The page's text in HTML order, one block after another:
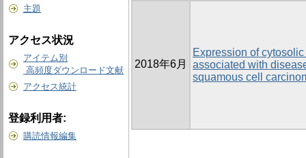
主題
アクセス状況
アイテム別
高頻度ダウンロード文献
アクセス統計
登録利用者:
購読情報編集
2018年6月
Expression of
associated with
squamous cell